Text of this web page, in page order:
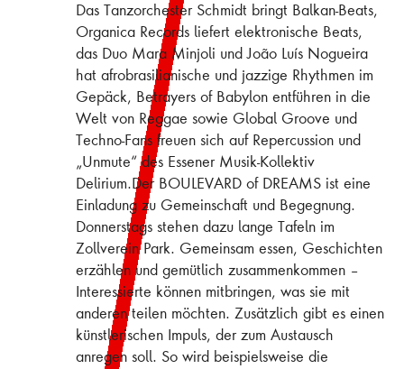
Das Tanzorchester Schmidt bringt Balkan-Beats,
Organica Records liefert elektronische Beats,
das Duo Mara Minjoli und João Luís Nogueira
hat afrobrasilianische und jazzige Rhythmen im
Gepäck, Betrayers of Babylon entführen in die
Welt von Reggae sowie Global Groove und
Techno-Fans freuen sich auf Repercussion und
„Unmute“ des Essener Musik-Kollektiv
Delirium.Der BOULEVARD of DREAMS ist eine
Einladung zu Gemeinschaft und Begegnung.
Donnerstags stehen dazu lange Tafeln im
Zollverein Park. Gemeinsam essen, Geschichten
erzählen und gemütlich zusammenkommen –
Interessierte können mitbringen, was sie mit
anderen teilen möchten. Zusätzlich gibt es einen
künstlerischen Impuls, der zum Austausch
anregen soll. So wird beispielsweise die